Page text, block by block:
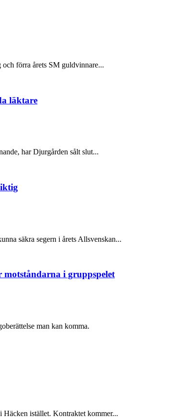
förra årets SM guldvinnare...
läktare
har Djurgården sålt slut...
säkra segern i årets Allsvenskan...
i gruppspelet
man kan komma.
istället. Kontraktet kommer...